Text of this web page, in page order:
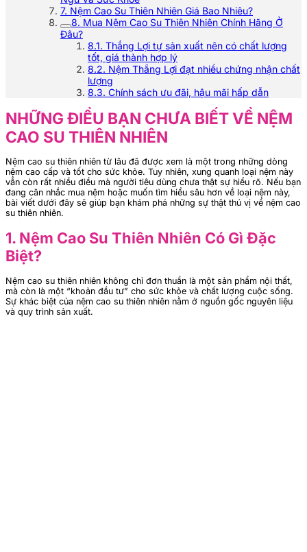
7. Nệm Cao Su Thiên Nhiên Giá Bao Nhiêu?
8. Mua Nệm Cao Su Thiên Nhiên Chính Hãng Ở
Đâu?
8.1. Thắng Lợi tự sản xuất nên có chất lượng
tốt, giá thành hợp lý
8.2. Nệm Thắng Lợi đạt nhiều chứng nhận chất
lượng
8.3. Chính sách ưu đãi, hậu mãi hấp dẫn
NHỮNG ĐIỀU BẠN CHƯA BIẾT VỀ NỆM
CAO SU THIÊN NHIÊN
Nệm cao su thiên nhiên từ lâu đã được xem là một trong những dòng
nệm cao cấp và tốt cho sức khỏe. Tuy nhiên, xung quanh loại nệm này
vẫn còn rất nhiều điều mà người tiêu dùng chưa thật sự hiểu rõ. Nếu bạn
đang cân nhắc mua nệm hoặc muốn tìm hiểu sâu hơn về loại nệm này,
bài viết dưới đây sẽ giúp bạn khám phá những sự thật thú vị về nệm cao
su thiên nhiên.
1. Nệm Cao Su Thiên Nhiên Có Gì Đặc
Biệt?
Nệm cao su thiên nhiên không chỉ đơn thuần là một sản phẩm nội thất,
mà còn là một “khoản đầu tư” cho sức khỏe và chất lượng cuộc sống.
Sự khác biệt của nệm cao su thiên nhiên nằm ở nguồn gốc nguyên liệu
và quy trình sản xuất.